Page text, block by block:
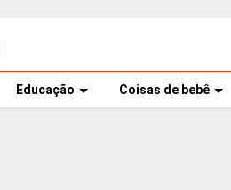
Educação Coisas de bebê